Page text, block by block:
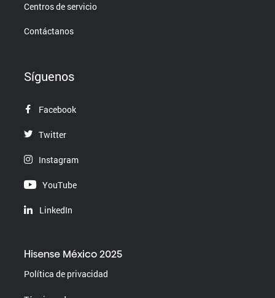
Centros de servicio
Contáctanos
Síguenos
Facebook
Twitter
Instagram
YouTube
LinkedIn
Hisense México 2025
Política de privacidad